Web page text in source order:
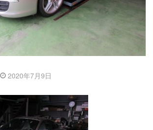
2020年7月9日